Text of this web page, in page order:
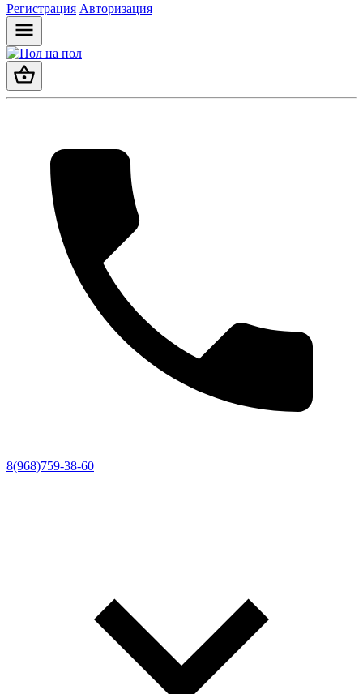
Регистрация Авторизация
8(968)759-38-60